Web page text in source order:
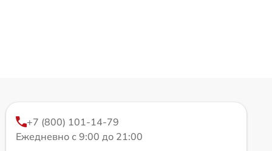
+7 (800) 101-14-79
Ежедневно с 9:00 до 21:00